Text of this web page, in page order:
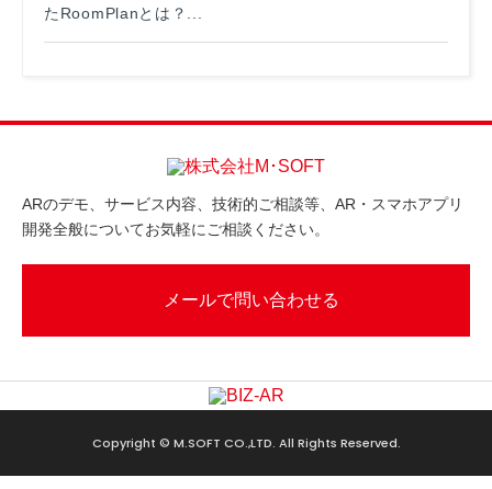
たRoomPlanとは？...
ARのデモ、サービス内容、技術的ご相談等、AR・スマホアプリ
開発全般についてお気軽にご相談ください。
メールで問い合わせる
Copyright © M.SOFT CO.,LTD. All Rights Reserved.